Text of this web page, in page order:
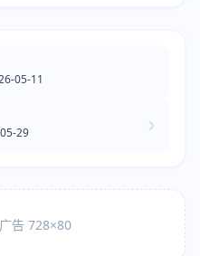
05-11
29
告 728×80